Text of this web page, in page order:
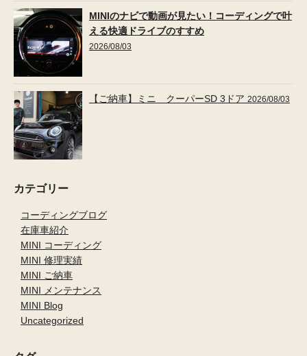
MINIのナビで動画が見たい！コーディングで叶
える快適ドライブのすすめ
2026/08/03
【ご納車】ミニ クーパーSD 3ドア 2026/08/03
カテゴリー
コーディングブログ
在庫車紹介
MINI コーディング
MINI 修理実績
MINI ご納車
MINI メンテナンス
MINI Blog
Uncategorized